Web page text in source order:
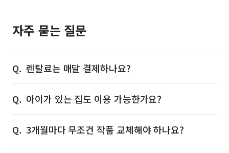
자주 묻는 질문
렌탈료는 매달 결제하나요?
아이가 있는 집도 이용 가능한가요?
3개월마다 무조건 작품 교체해야 하나요?